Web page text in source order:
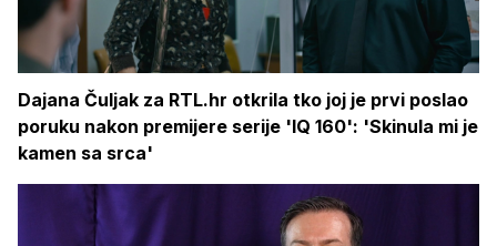
Dajana Čuljak za RTL.hr otkrila tko joj je prvi poslao
poruku nakon premijere serije 'IQ 160': 'Skinula mi je
kamen sa srca'